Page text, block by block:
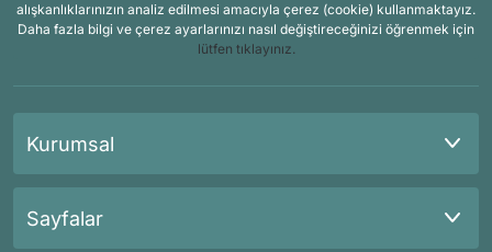
alışkanlıklarınızın analiz edilmesi amacıyla çerez (cookie) kullanmaktayız.
Daha fazla bilgi ve çerez ayarlarınızı nasıl değiştireceğinizi öğrenmek için
lütfen tıklayınız.
Kurumsal
Sayfalar